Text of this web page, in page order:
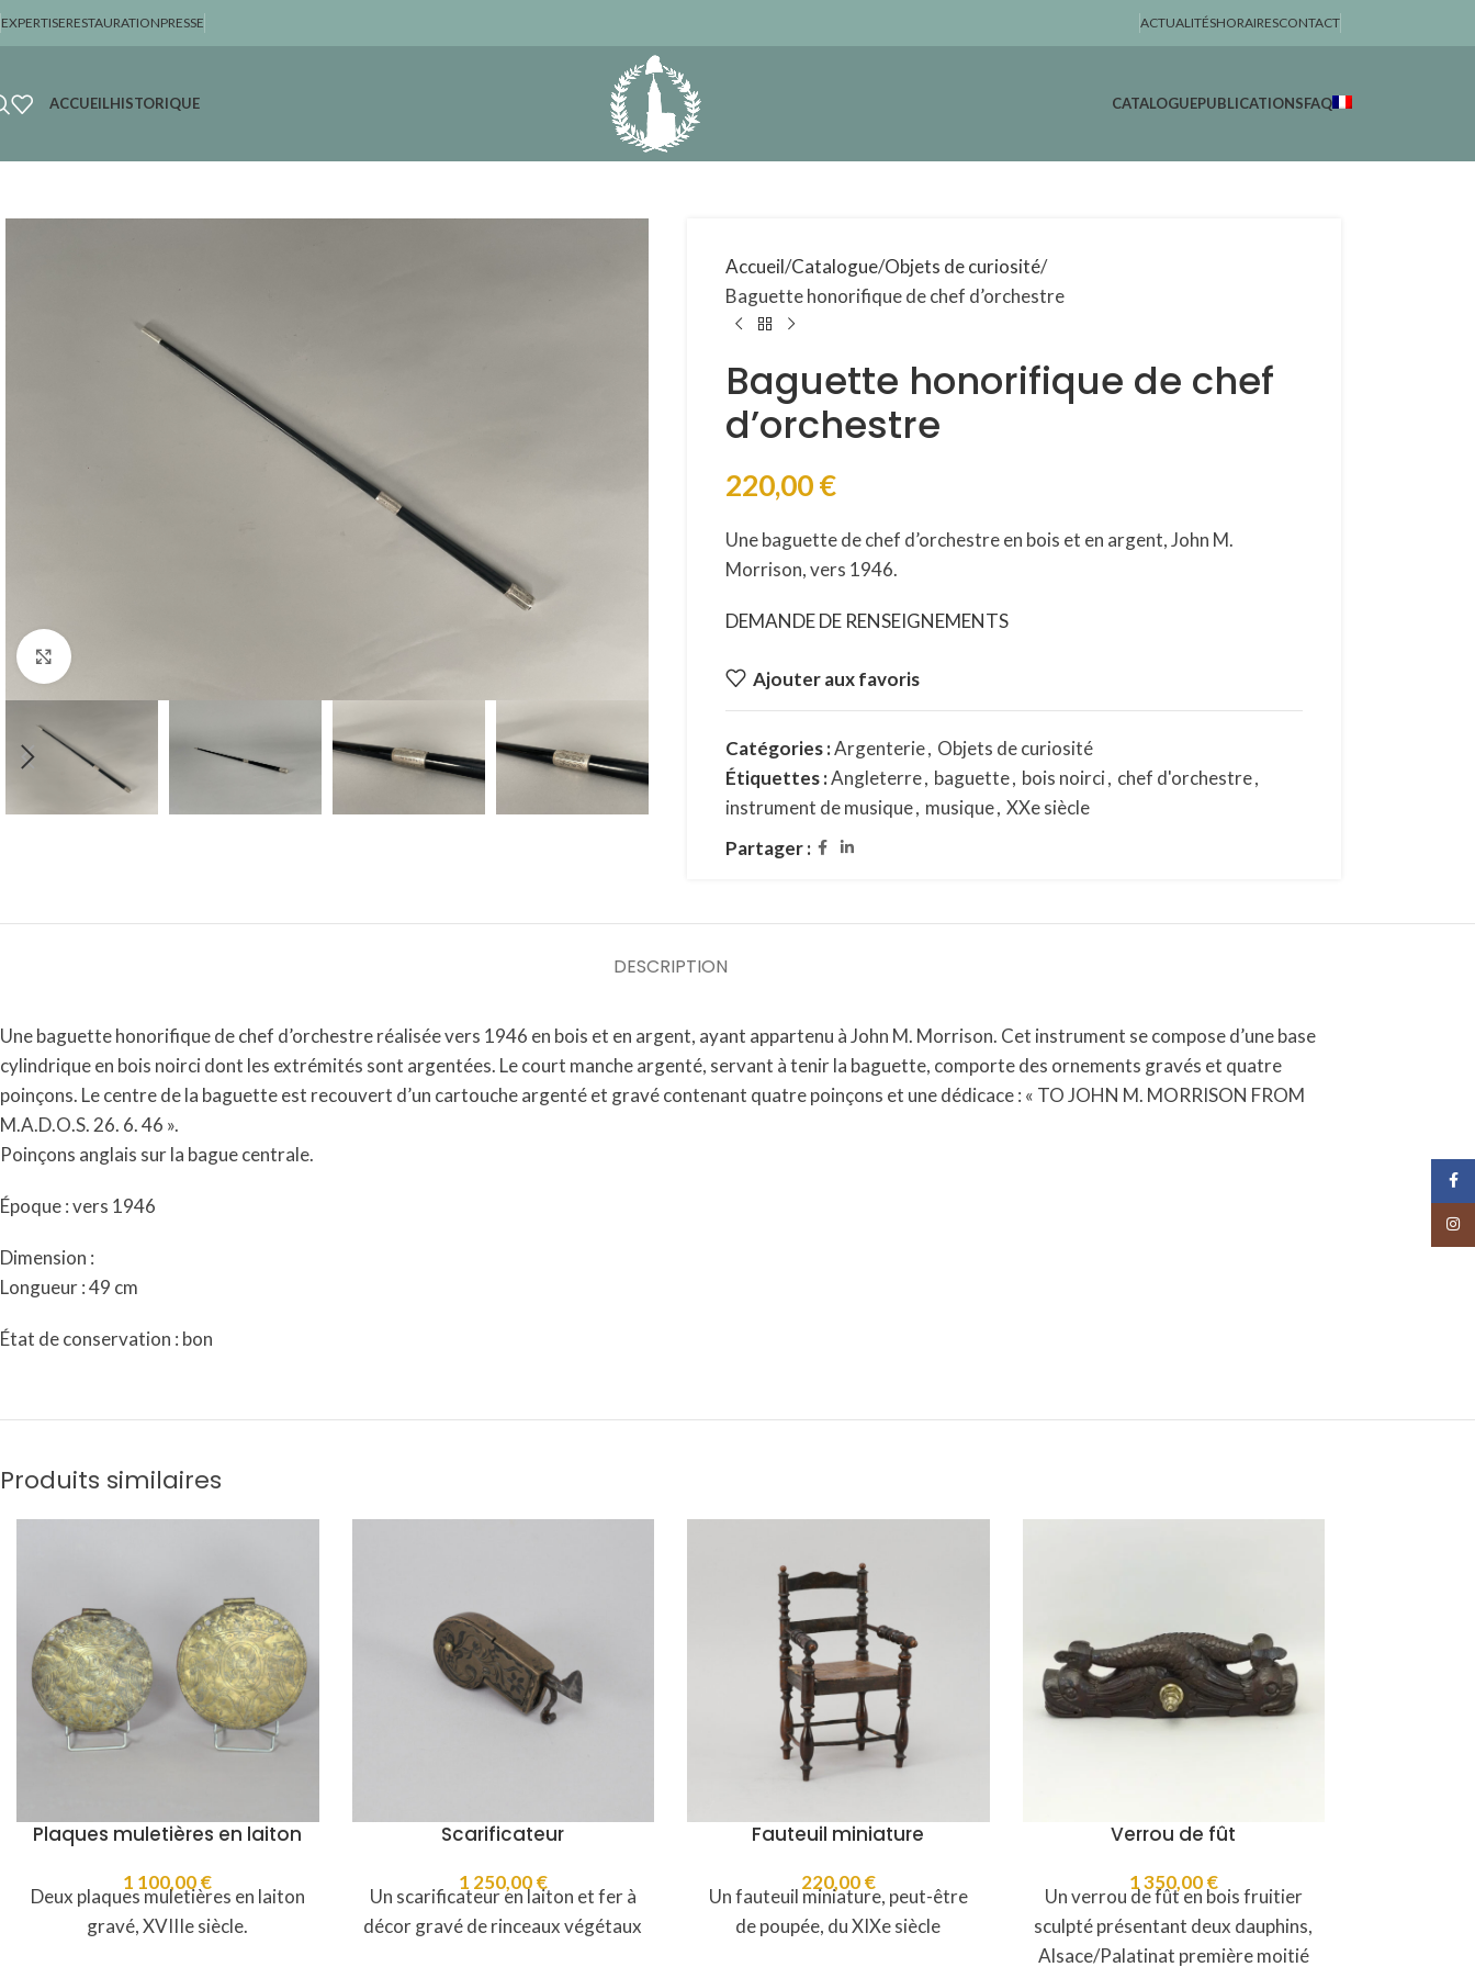
EXPERTISERESTAURATIONPRESSE ACTUALITÉSHORAIRESCONTACT
ACCUEILHISTORIQUE CATALOGUEPUBLICATIONSFAQ
Accueil Catalogue Objets de curiosité
Baguette honorifique de chef d’orchestre
Baguette honorifique de chef
d’orchestre
220,00€
Une baguette de chef d’orchestre en bois et en argent, John M.
Morrison, vers 1946.
DEMANDE DE RENSEIGNEMENTS
Ajouter aux favoris
Catégories :Argenterie, Objets de curiosité
Étiquettes :Angleterre, baguette, bois noirci, chef d'orchestre,
instrument de musique, musique, XXe siècle
Partager :
DESCRIPTION
Une baguette honorifique de chef d’orchestre réalisée vers 1946 en bois et en argent, ayant appartenu à John M. Morrison. Cet instrument se compose d’une base
cylindrique en bois noirci dont les extrémités sont argentées. Le court manche argenté, servant à tenir la baguette, comporte des ornements gravés et quatre
poinçons. Le centre de la baguette est recouvert d’un cartouche argenté et gravé contenant quatre poinçons et une dédicace : « TO JOHN M. MORRISON FROM
M.A.D.O.S. 26. 6. 46 ».
Poinçons anglais sur la bague centrale.
Époque : vers 1946
Dimension :
Longueur : 49 cm
État de conservation : bon
Produits similaires
Plaques muletières en laiton
1 100,00€
Deux plaques muletières en laiton
gravé, XVIIIe siècle.
Scarificateur
1 250,00€
Un scarificateur en laiton et fer à
décor gravé de rinceaux végétaux
Fauteuil miniature
220,00€
Un fauteuil miniature, peut-être
de poupée, du XIXe siècle
Verrou de fût
1 350,00€
Un verrou de fût en bois fruitier
sculpté présentant deux dauphins,
Alsace/Palatinat première moitié